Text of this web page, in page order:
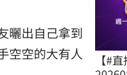
曬出自己拿到
空空的大有人
【#